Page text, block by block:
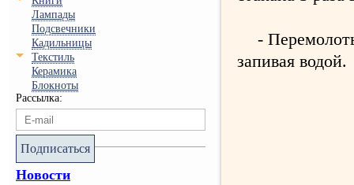
Лампады
Подсвечники
Кадильницы
Текстиль
Керамика
Блокноты
Рассылка:
Подписаться
Новости
-
запивая водой.